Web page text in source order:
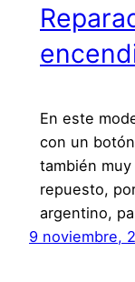
En este
con un
también
repuesto,
argentino,
9 noviembre,